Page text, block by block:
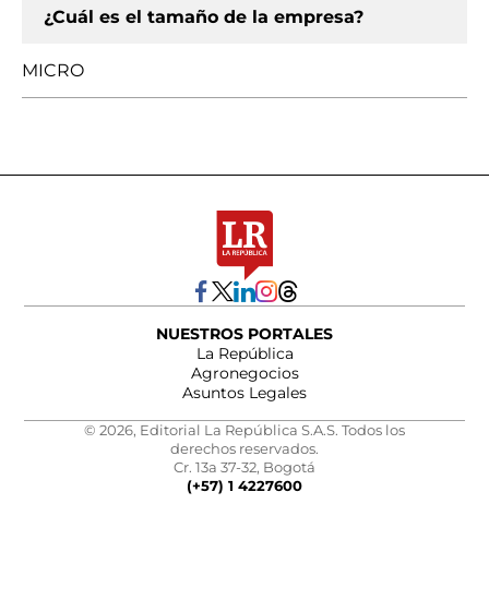
¿Cuál es el tamaño de la empresa?
MICRO
NUESTROS PORTALES
La República
Agronegocios
Asuntos Legales
© 2026, Editorial La República S.A.S. Todos los
derechos reservados.
Cr. 13a 37-32, Bogotá
(+57) 1 4227600